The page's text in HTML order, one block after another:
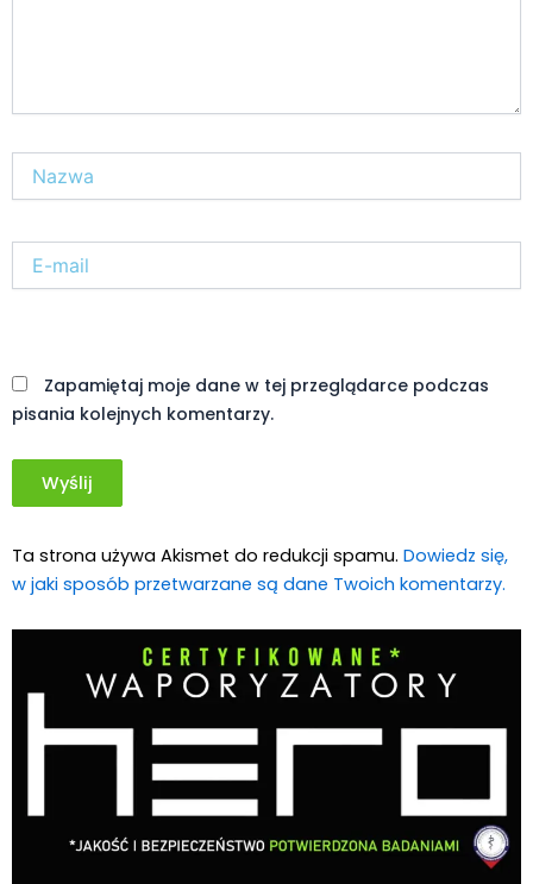
mail*
Zapamiętaj moje dane w tej przeglądarce podczas
pisania kolejnych komentarzy.
Ta strona używa Akismet do redukcji spamu. Dowiedz się,
w jaki sposób przetwarzane są dane Twoich komentarzy.